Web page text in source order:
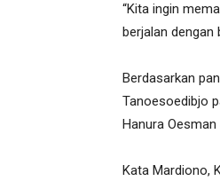
“Kita ingin
berjalan dengan
Berdasarkan
Tanoesoedibjo
Hanura
Kata Mardiono,